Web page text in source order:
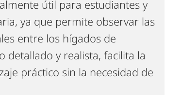
útil para estudiantes y
ya que permite observar las
entre los hígados de
detallado y realista, facilita la
práctico sin la necesidad de